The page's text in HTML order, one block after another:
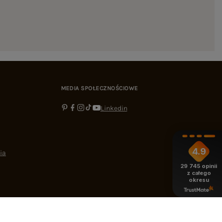
MEDIA SPOŁECZNOŚCIOWE
Linkedin
4.9
29 745 opinii
z całego
okresu